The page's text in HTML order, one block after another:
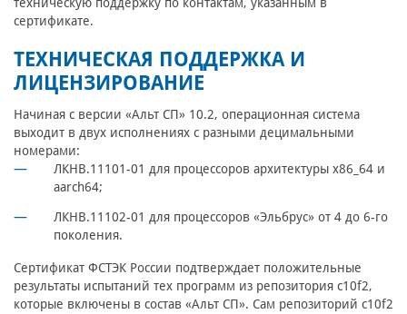
техническую поддержку по контактам, указанным в
сертификате.
ТЕХНИЧЕСКАЯ ПОДДЕРЖКА И
ЛИЦЕНЗИРОВАНИЕ
Начиная с версии «Альт СП» 10.2, операционная система
выходит в двух исполнениях с разными децимальными
номерами:
ЛКНВ.11101-01 для процессоров архитектуры x86_64 и
aarch64;
ЛКНВ.11102-01 для процессоров «Эльбрус» от 4 до 6-го
поколения.
Сертификат ФСТЭК России подтверждает положительные
результаты испытаний тех программ из репозитория c10f2,
которые включены в состав «Альт СП». Сам репозиторий c10f2